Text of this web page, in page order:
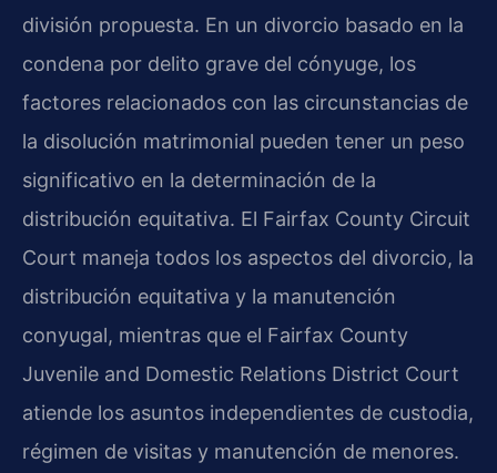
división propuesta. En un divorcio basado en la
condena por delito grave del cónyuge, los
factores relacionados con las circunstancias de
la disolución matrimonial pueden tener un peso
significativo en la determinación de la
distribución equitativa. El Fairfax County Circuit
Court maneja todos los aspectos del divorcio, la
distribución equitativa y la manutención
conyugal, mientras que el Fairfax County
Juvenile and Domestic Relations District Court
atiende los asuntos independientes de custodia,
régimen de visitas y manutención de menores.